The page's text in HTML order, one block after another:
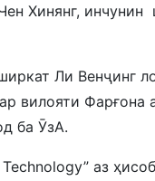
Хинянг,
Ли Венҷинг
вилояти Фарғона
ба ӮзА.
аз